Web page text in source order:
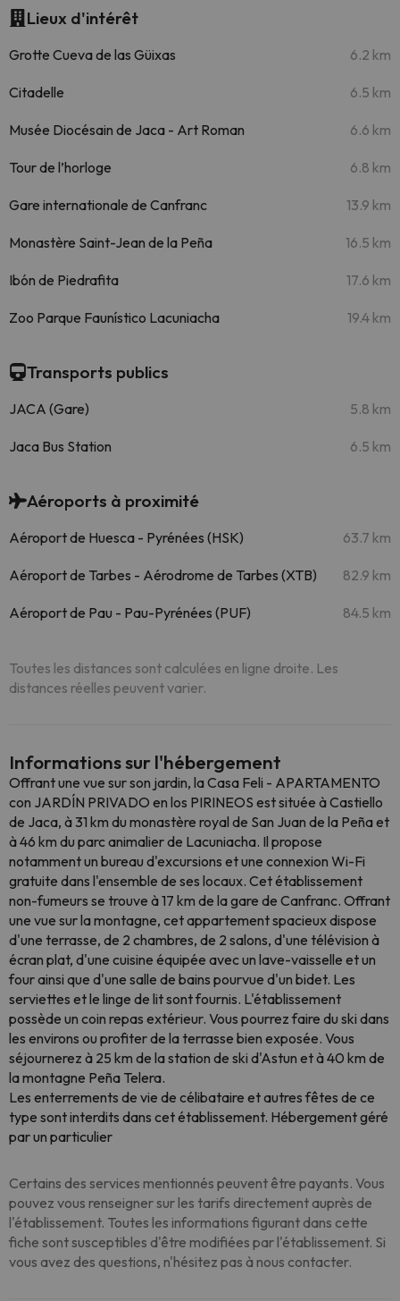
Lieux d'intérêt
Grotte Cueva de las Güixas 6.2 km
Citadelle 6.5 km
Musée Diocésain de Jaca - Art Roman 6.6 km
Tour de l’horloge 6.8 km
Gare internationale de Canfranc 13.9 km
Monastère Saint-Jean de la Peña 16.5 km
Ibón de Piedrafita 17.6 km
Zoo Parque Faunístico Lacuniacha 19.4 km
Transports publics
JACA (Gare) 5.8 km
Jaca Bus Station 6.5 km
Aéroports à proximité
Aéroport de Huesca - Pyrénées (HSK) 63.7 km
Aéroport de Tarbes - Aérodrome de Tarbes (XTB) 82.9 km
Aéroport de Pau - Pau-Pyrénées (PUF) 84.5 km
Toutes les distances sont calculées en ligne droite. Les
distances réelles peuvent varier.
Informations sur l'hébergement
Offrant une vue sur son jardin, la Casa Feli - APARTAMENTO
con JARDÍN PRIVADO en los PIRINEOS est située à Castiello
de Jaca, à 31 km du monastère royal de San Juan de la Peña et
à 46 km du parc animalier de Lacuniacha. Il propose
notamment un bureau d'excursions et une connexion Wi-Fi
gratuite dans l'ensemble de ses locaux. Cet établissement
non-fumeurs se trouve à 17 km de la gare de Canfranc. Offrant
une vue sur la montagne, cet appartement spacieux dispose
d'une terrasse, de 2 chambres, de 2 salons, d'une télévision à
écran plat, d'une cuisine équipée avec un lave-vaisselle et un
four ainsi que d'une salle de bains pourvue d'un bidet. Les
serviettes et le linge de lit sont fournis. L'établissement
possède un coin repas extérieur. Vous pourrez faire du ski dans
les environs ou profiter de la terrasse bien exposée. Vous
séjournerez à 25 km de la station de ski d'Astun et à 40 km de
la montagne Peña Telera.
Les enterrements de vie de célibataire et autres fêtes de ce
type sont interdits dans cet établissement. Hébergement géré
par un particulier
Certains des services mentionnés peuvent être payants. Vous
pouvez vous renseigner sur les tarifs directement auprès de
l'établissement. Toutes les informations figurant dans cette
fiche sont susceptibles d'être modifiées par l'établissement. Si
vous avez des questions, n'hésitez pas à nous contacter.